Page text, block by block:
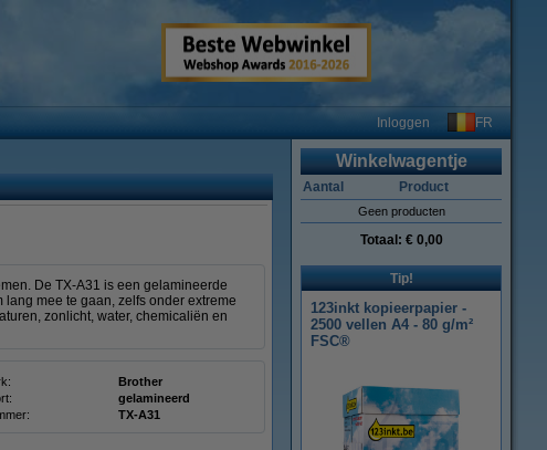
Inloggen FR
De TX-A31 is een gelamineerde
mee te gaan, zelfs onder extreme
zonlicht, water, chemicaliën en
Brother
gelamineerd
TX-A31
Winkelwagentje
Aantal Product
Geen producten
Totaal: € 0,00
Tip!
123inkt kopieerpapier -
2500 vellen A4 - 80 g/m²
FSC®